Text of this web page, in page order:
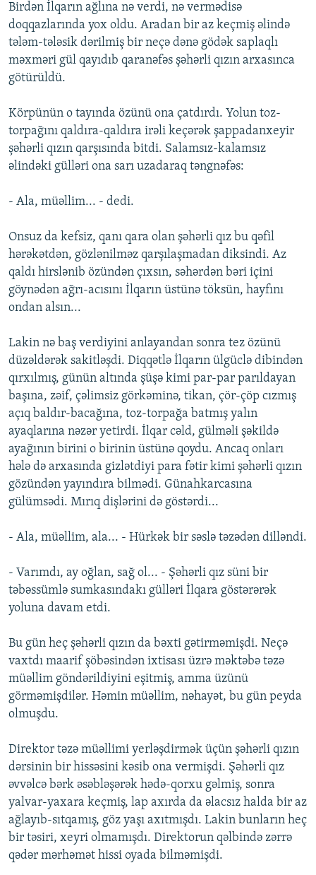
Birdən İlqarın ağlına nə verdi, nə vermədisə
doqqazlarında yox oldu. Aradan bir az keçmiş əlində
tələm-tələsik dərilmiş bir neçə dənə gödək saplaqlı
məxməri gül qayıdıb qaranəfəs şəhərli qızın arxasınca
götürüldü.
Körpünün o tayında özünü ona çatdırdı. Yolun toz-
torpağını qaldıra-qaldıra irəli keçərək şappadanxeyir
şəhərli qızın qarşısında bitdi. Salamsız-kalamsız
əlindəki gülləri ona sarı uzadaraq təngnəfəs:
- Ala, müəllim... - dedi.
Onsuz da kefsiz, qanı qara olan şəhərli qız bu qəfil
hərəkətdən, gözlənilməz qarşılaşmadan diksindi. Az
qaldı hirslənib özündən çıxsın, səhərdən bəri içini
göynədən ağrı-acısını İlqarın üstünə töksün, hayfını
ondan alsın...
Lakin nə baş verdiyini anlayandan sonra tez özünü
düzəldərək sakitləşdi. Diqqətlə İlqarın ülgüclə dibindən
qırxılmış, günün altında şüşə kimi par-par parıldayan
başına, zəif, çəlimsiz görkəminə, tikan, çör-çöp cızmış
açıq baldır-bacağına, toz-torpağa batmış yalın
ayaqlarına nəzər yetirdi. İlqar cəld, gülməli şəkildə
ayağının birini o birinin üstünə qoydu. Ancaq onları
hələ də arxasında gizlətdiyi para fətir kimi şəhərli qızın
gözündən yayındıra bilmədi. Günahkarcasına
gülümsədi. Mırıq dişlərini də göstərdi...
- Ala, müəllim, ala... - Hürkək bir səslə təzədən dilləndi.
- Varımdı, ay oğlan, sağ ol... - Şəhərli qız süni bir
təbəssümlə sumkasındakı gülləri İlqara göstərərək
yoluna davam etdi.
Bu gün heç şəhərli qızın da bəxti gətirməmişdi. Neçə
vaxtdı maarif şöbəsindən ixtisası üzrə məktəbə təzə
müəllim göndərildiyini eşitmiş, amma üzünü
görməmişdilər. Həmin müəllim, nəhayət, bu gün peyda
olmuşdu.
Direktor təzə müəllimi yerləşdirmək üçün şəhərli qızın
dərsinin bir hissəsini kəsib ona vermişdi. Şəhərli qız
əvvəlcə bərk əsəbləşərək hədə-qorxu gəlmiş, sonra
yalvar-yaxara keçmiş, lap axırda da əlacsız halda bir az
ağlayıb-sıtqamış, göz yaşı axıtmışdı. Lakin bunların heç
bir təsiri, xeyri olmamışdı. Direktorun qəlbində zərrə
qədər mərhəmət hissi oyada bilməmişdi.